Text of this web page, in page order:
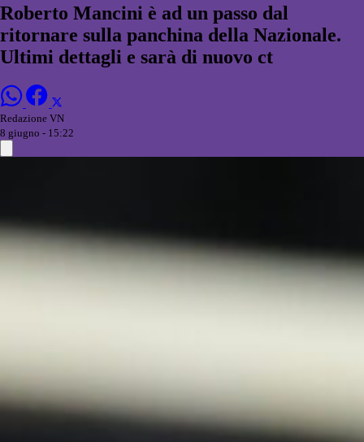
Roberto Mancini è ad un passo dal
ritornare sulla panchina della Nazionale.
Ultimi dettagli e sarà di nuovo ct
Redazione VN
8 giugno - 15:22